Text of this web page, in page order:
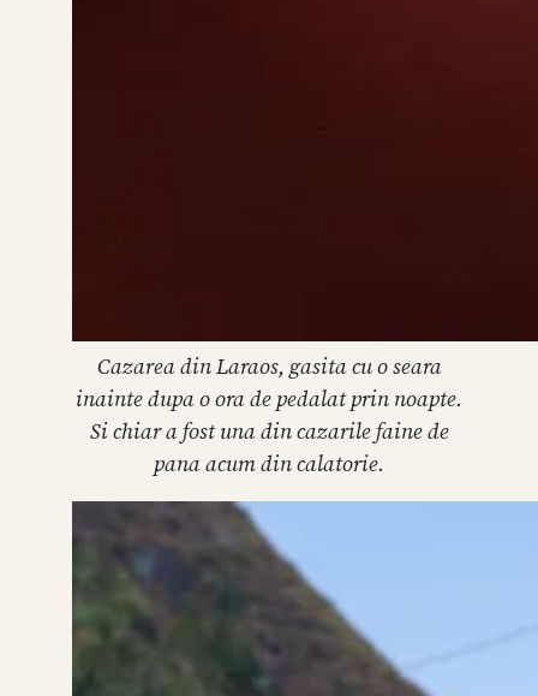
Cazarea din Laraos, gasita cu o seara
inainte dupa o ora de pedalat prin noapte.
Si chiar a fost una din cazarile faine de
pana acum din calatorie.